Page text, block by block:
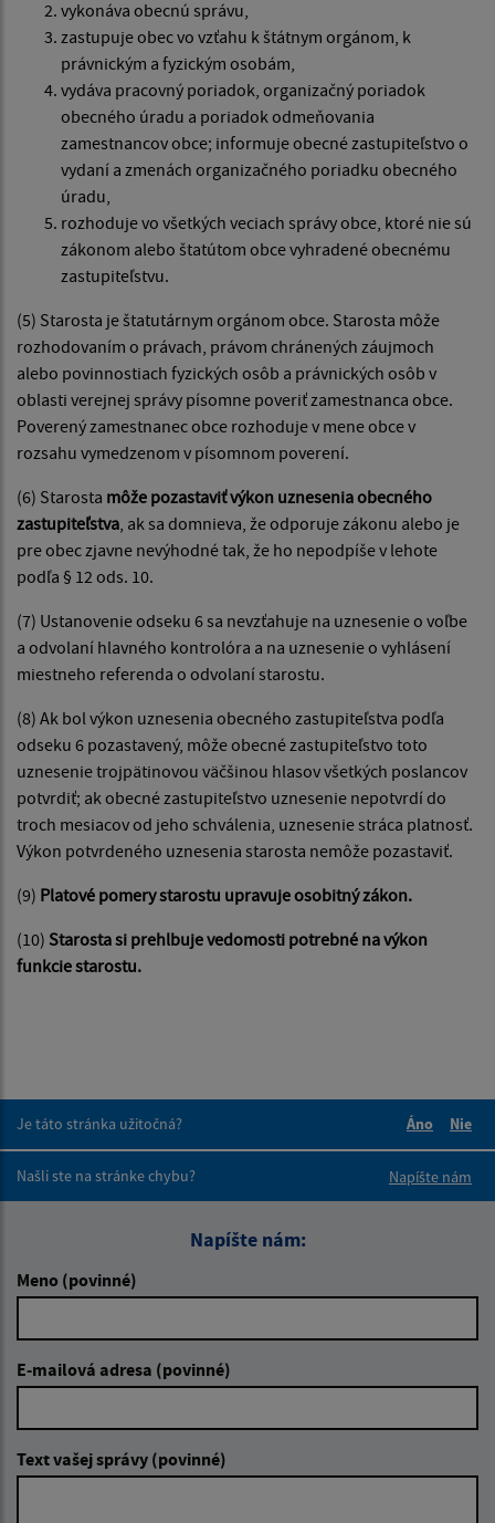
vykonáva obecnú správu,
zastupuje obec vo vzťahu k štátnym orgánom, k
právnickým a fyzickým osobám,
vydáva pracovný poriadok, organizačný poriadok
obecného úradu a poriadok odmeňovania
zamestnancov obce; informuje obecné zastupiteľstvo o
vydaní a zmenách organizačného poriadku obecného
úradu,
rozhoduje vo všetkých veciach správy obce, ktoré nie sú
zákonom alebo štatútom obce vyhradené obecnému
zastupiteľstvu.
(5) Starosta je štatutárnym orgánom obce. Starosta môže
rozhodovaním o právach, právom chránených záujmoch
alebo povinnostiach fyzických osôb a právnických osôb v
oblasti verejnej správy písomne poveriť zamestnanca obce.
Poverený zamestnanec obce rozhoduje v mene obce v
rozsahu vymedzenom v písomnom poverení.
(6) Starosta môže pozastaviť výkon uznesenia obecného
zastupiteľstva , ak sa domnieva, že odporuje zákonu alebo je
pre obec zjavne nevýhodné tak, že ho nepodpíše v lehote
podľa § 12 ods. 10.
(7) Ustanovenie odseku 6 sa nevzťahuje na uznesenie o voľbe
a odvolaní hlavného kontrolóra a na uznesenie o vyhlásení
miestneho referenda o odvolaní starostu.
(8) Ak bol výkon uznesenia obecného zastupiteľstva podľa
odseku 6 pozastavený, môže obecné zastupiteľstvo toto
uznesenie trojpätinovou väčšinou hlasov všetkých poslancov
potvrdiť; ak obecné zastupiteľstvo uznesenie nepotvrdí do
troch mesiacov od jeho schválenia, uznesenie stráca platnosť.
Výkon potvrdeného uznesenia starosta nemôže pozastaviť.
(9) Platové pomery starostu upravuje osobitný zákon.
(10) Starosta si prehlbuje vedomosti potrebné na výkon
funkcie starostu.
Je táto stránka užitočná?
Áno
Nie
Našli ste na stránke chybu?
Napíšte nám
Napíšte nám:
Meno (povinné)
E-mailová adresa (povinné)
Text vašej správy (povinné)